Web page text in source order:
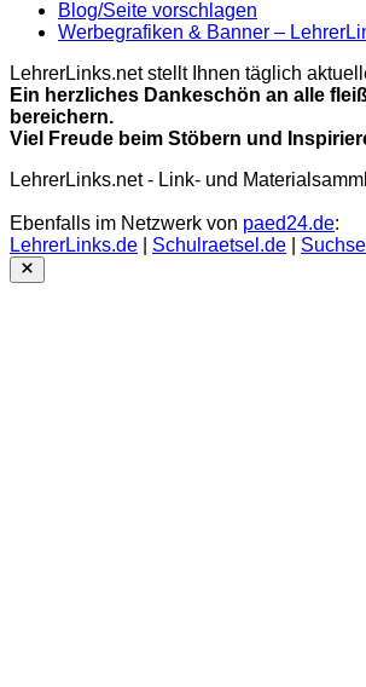
Blog/Seite vorschlagen
Werbegrafiken & Banner –
LehrerLinks.net stellt Ihnen täglich
Ein herzliches Dankeschön an alle
bereichern.
Viel Freude beim Stöbern und
LehrerLinks.net - Link- und
Ebenfalls im Netzwerk von paed24.de:
LehrerLinks.de
Schulraetsel.de
Close